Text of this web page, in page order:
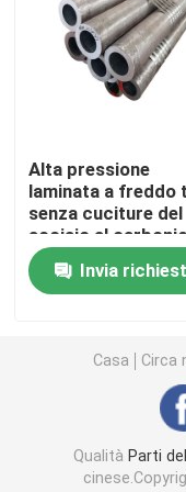
Tubo d'acciaio di
Ugello d'aria della
Griglia a catena
Rod d'acciaio
Porta della
Alta pressione
laminata a freddo
senza cuciture del
acciaio al
N-F 40CD4/42CD4
Invia
Casa Circa
Qualità Parti